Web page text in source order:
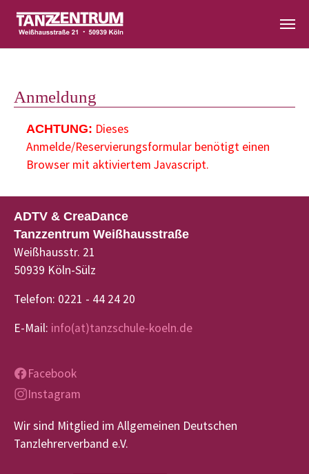
Anmeldung
ACHTUNG: Dieses
Anmelde/Reservierungsformular benötigt einen
Browser mit aktiviertem Javascript.
ADTV & CreaDance
Tanzzentrum Weißhausstraße
Weißhausstr. 21
50939 Köln-Sülz
Telefon: 0221 - 44 24 20
E-Mail: info(at)tanzschule-koeln.de
Facebook
Instagram
Wir sind Mitglied im Allgemeinen Deutschen
Tanzlehrerverband e.V.